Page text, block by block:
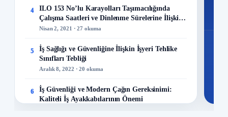
4
ILO 153 No’lu Karayolları Taşımacılığında
Çalışma Saatleri ve Dinlenme Sürelerine İlişkin
Sözleşme
Nisan 2, 2021 · 27 okuma
5
İş Sağlığı ve Güvenliğine İlişkin İşyeri Tehlike
Sınıfları Tebliği
Aralık 8, 2022 · 20 okuma
6
İş Güvenliği ve Modern Çağın Gereksinimi:
Kaliteli İş Ayakkabılarının Önemi